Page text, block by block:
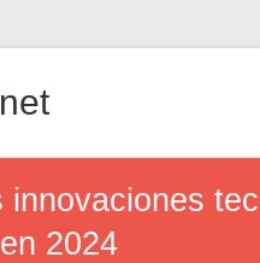
innovaciones
2024